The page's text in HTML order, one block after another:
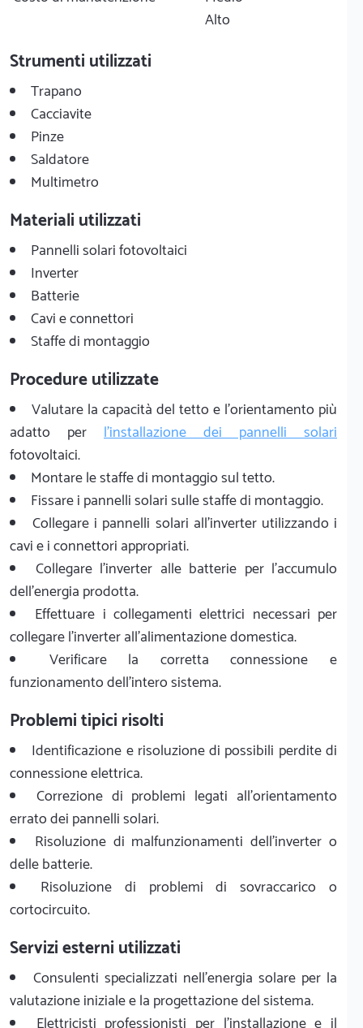
Alto
Strumenti utilizzati
Trapano
Cacciavite
Pinze
Saldatore
Multimetro
Materiali utilizzati
Pannelli solari fotovoltaici
Inverter
Batterie
Cavi e connettori
Staffe di montaggio
Procedure utilizzate
Valutare la capacità del tetto e l'orientamento più
adatto per l'installazione dei pannelli solari
fotovoltaici.
Montare le staffe di montaggio sul tetto.
Fissare i pannelli solari sulle staffe di montaggio.
Collegare i pannelli solari all'inverter utilizzando i
cavi e i connettori appropriati.
Collegare l'inverter alle batterie per l'accumulo
dell'energia prodotta.
Effettuare i collegamenti elettrici necessari per
collegare l'inverter all'alimentazione domestica.
Verificare la corretta connessione e
funzionamento dell'intero sistema.
Problemi tipici risolti
Identificazione e risoluzione di possibili perdite di
connessione elettrica.
Correzione di problemi legati all'orientamento
errato dei pannelli solari.
Risoluzione di malfunzionamenti dell'inverter o
delle batterie.
Risoluzione di problemi di sovraccarico o
cortocircuito.
Servizi esterni utilizzati
Consulenti specializzati nell'energia solare per la
valutazione iniziale e la progettazione del sistema.